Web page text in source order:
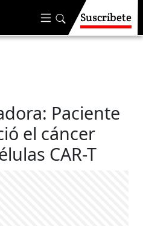
Suscríbete
Paciente
el cáncer
CAR-T